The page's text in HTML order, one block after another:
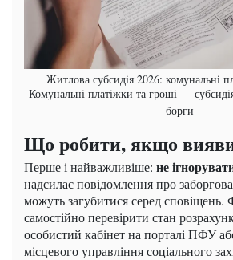
Житлова субсидія 2026: комунальні
Комунальні платіжки та гроші —
борги
Що робити, якщо
Перше і найважливіше: не
надсилає повідомлення про
можуть загубитися серед сповіщень.
самостійно перевірити стан
особистий кабінет на порталі ПФУ
місцевого управління соціального